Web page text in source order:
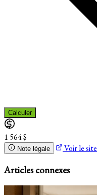
Calculer
1 564 $
Note légale Voir le site
Articles connexes